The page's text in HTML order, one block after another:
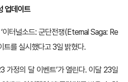
업데이트
이터널소드: 군단전쟁(Eternal Saga: Re
를 실시했다고 3일 밝혔다.
가정의 달 이벤트’가 열린다. 이달 23일